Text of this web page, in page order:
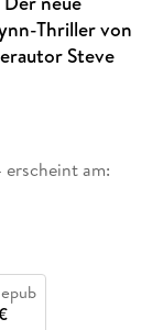
Thriller von
Steve
erscheint am: